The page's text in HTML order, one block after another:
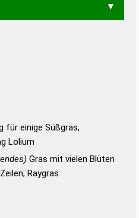
für einige Süßgras,
Lolium
Gras mit vielen Blüten
Raygras